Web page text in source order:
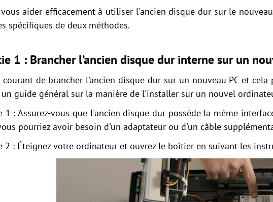
aider efficacement à utiliser l'ancien disque dur sur le
spécifiques de deux méthodes.
1 : Brancher l’ancien disque dur interne sur un
de brancher l’ancien disque dur sur un nouveau PC et
guide général sur la manière de l'installer sur un nouvel
1 : Assurez-vous que l'ancien disque dur possède la même
pourriez avoir besoin d'un adaptateur ou d'un câble
2 : Éteignez votre ordinateur et ouvrez le boîtier en suivant les